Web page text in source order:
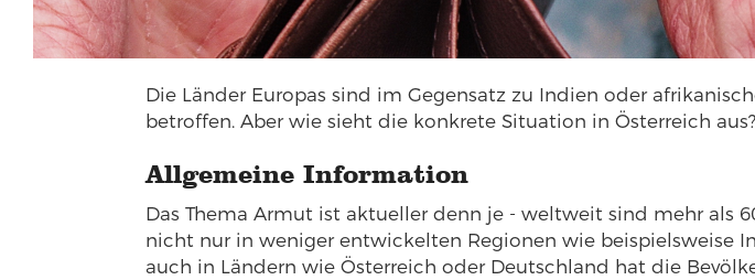
Die Länder Europas sind im Gegensatz zu Indien oder
betroffen. Aber wie sieht die konkrete Situation in Österreich aus?
Allgemeine Information
Das Thema Armut ist aktueller denn je - weltweit sind mehr als
nicht nur in weniger entwickelten Regionen wie beispielsweise
auch in Ländern wie Österreich oder Deutschland hat die